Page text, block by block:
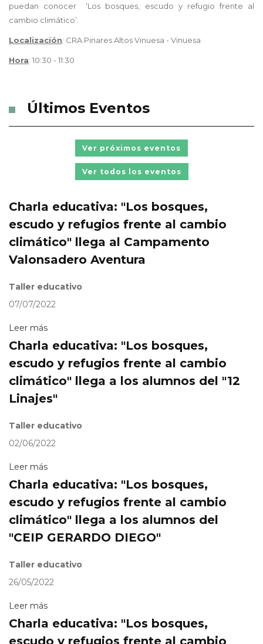
puedan conocer
‘Los bosques, escudo y refugio frente al
cambio climático’.
Localización: CRA Pinares Altos Vinuesa - Vinuesa
Hora: 10:30 - 11:30
Últimos Eventos
Ver próximos eventos
Ver todos los eventos
Charla educativa: "Los bosques,
escudo y refugios frente al cambio
climático" llega al Campamento
Valonsadero Aventura
Taller educativo
07/07/2022
Leer más
Charla educativa: "Los bosques,
escudo y refugios frente al cambio
climático" llega a los alumnos del "12
Linajes"
Taller educativo
02/06/2022
Leer más
Charla educativa: "Los bosques,
escudo y refugios frente al cambio
climático" llega a los alumnos del
"CEIP GERARDO DIEGO"
Taller educativo
26/05/2022
Leer más
Charla educativa: "Los bosques,